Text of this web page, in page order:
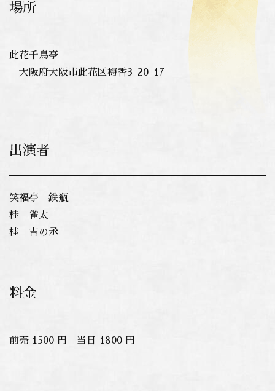
場所
此花千鳥亭
大阪府大阪市此花区梅香3-20-17
出演者
笑福亭 鉄瓶
桂 雀太
桂 吉の丞
料金
前売 1500 円 当日 1800 円